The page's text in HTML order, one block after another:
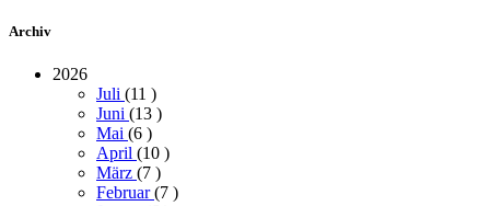
Archiv
2026
Juli (11 )
Juni (13 )
Mai (6 )
April (10 )
März (7 )
Februar(7 )